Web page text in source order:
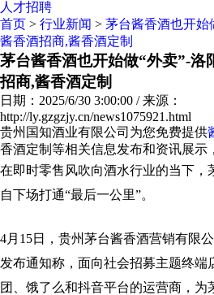
人才招聘
首页 > 行业新闻 > 茅台酱香酒也开始
酱香酒招商,酱香酒定制
茅台酱香酒也开始做“外卖”-洛
招商,酱香酒定制
日期：2025/6/30 3:00:00 / 来源：
http://ly.gzgzjy.cn/news1075921.html
贵州国知酒业有限公司为您免费提供
香酒定制等相关信息发布和资讯展示
在即时零售风吹向酒水行业的当下，
自下场打通“最后一公里”。
4月15日，贵州茅台酱香酒营销有限
发布通知称，面向社会招募主题终端
团、饿了么和抖音平台的运营商，